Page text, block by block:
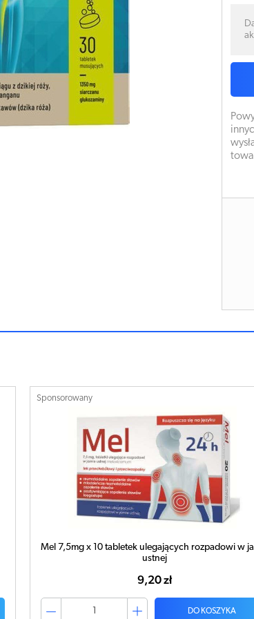
Sponsorowany
Mel 7,5mg x 10 tabletek ulegających rozpadowi w
ustnej
9,20 zł
DO KOSZYKA